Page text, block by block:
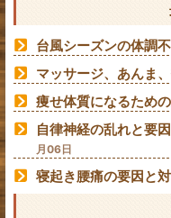
台風シーズンの体調
マッサージ、あんま
痩せ体質になるため
自律神経の乱れと要
月06日
寝起き腰痛の要因と